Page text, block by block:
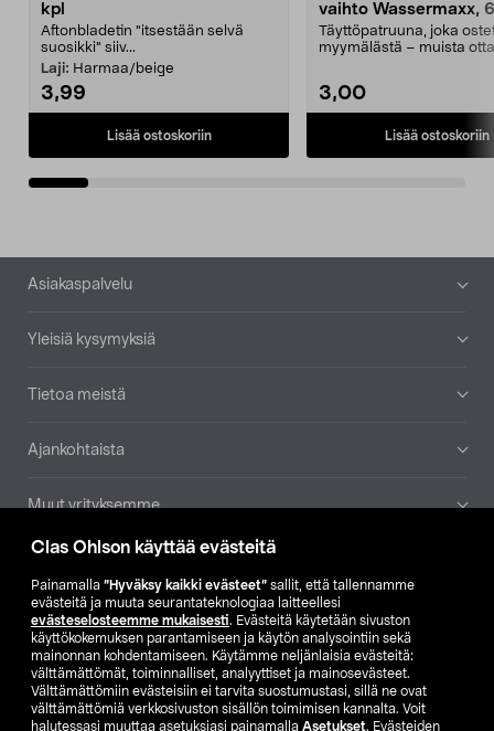
Clas Ohlson käyttää evästeitä
Painamalla ”Hyväksy kaikki evästeet” sallit, että tallennamme
evästeitä ja muuta seurantateknologiaa laitteellesi
evästeselosteemme mukaisesti. Evästeitä käytetään sivuston
käyttökokemuksen parantamiseen ja käytön analysointiin sekä
mainonnan kohdentamiseen. Käytämme neljänlaisia evästeitä:
välttämättömät, toiminnalliset, analyyttiset ja mainosevästeet.
Välttämättömiin evästeisiin ei tarvita suostumustasi, sillä ne ovat
välttämättömiä verkkosivuston sisällön toimimisen kannalta. Voit
halutessasi muuttaa asetuksiasi painamalla Asetukset. Evästeiden
kpl
Aftonbladetin "itsestään selvä
suosikki" siiv...
Laji: Harmaa/beige
3,99
Lisää ostoskoriin
vaihto Wassermaxx,
Täyttöpatruuna, joka
myymälästä – muista
3,00
Lisää ostoskoriin
Alatunniste
Asiakaspalvelu
Yleisiä kysymyksiä
Tietoa meistä
Ajankohtaista
Muut yrityksemme
Etsi myymälä
SE NO FI
FI SV